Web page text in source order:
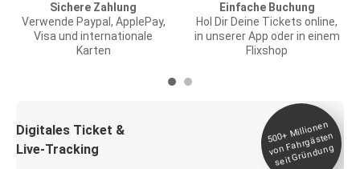
Sichere Zahlung
Verwende Paypal, ApplePay,
Visa und internationale
Karten
Einfache Buchung
Hol Dir Deine Tickets online,
in unserer App oder in einem
Flixshop
Digitales Ticket &
Live-Tracking
500+
Millionen
von Fahrgästen
seit
Gründung